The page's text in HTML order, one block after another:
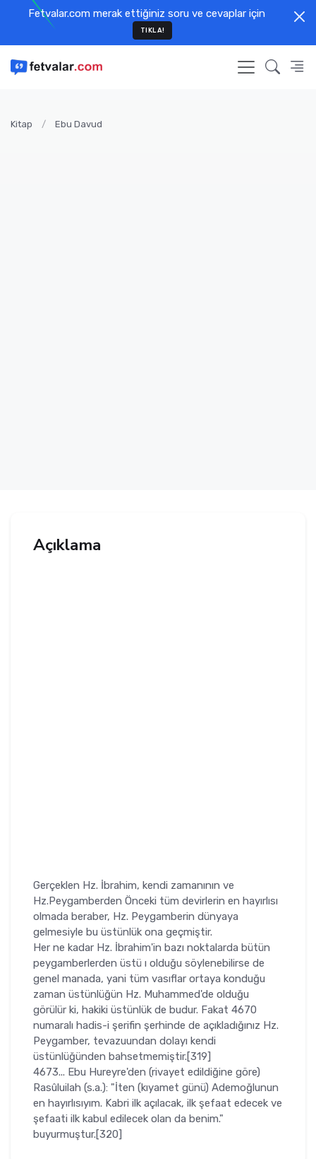
Fetvalar.com merak ettiğiniz soru ve cevaplar için
TIKLA!
Kitap Ebu Davud
Açıklama
Gerçeklen Hz. İbrahim, kendi zamanının ve
Hz.Peygamberden Önceki tüm devirlerin en hayırlısı
olmada beraber, Hz. Peygamberin dünyaya
gelmesiyle bu üstünlük ona geçmiştir.
Her ne kadar Hz. İbrahim'in bazı noktalarda bütün
peygamberlerden üstü ı olduğu söylenebilirse de
genel manada, yani tüm vasıflar ortaya konduğu
zaman üstünlüğün Hz. Muhammed'de olduğu
görülür ki, hakiki üstünlük de budur. Fakat 4670
numaralı hadis-i şerifin şerhinde de açık­ladığınız Hz.
Peygamber, tevazuundan dolayı kendi
üstünlüğünden bah­setmemiştir.[319]
4673... Ebu Hureyre'den (rivayet edildiğine göre)
Rasûluilah (s.a.): "İten (kıyamet günü) Ademoğlunun
en hayırlısıyım. Kabri ilk açı­lacak, ilk şefaat edecek ve
şefaati ilk kabul edilecek olan da benim."
buyurmuştur.[320]